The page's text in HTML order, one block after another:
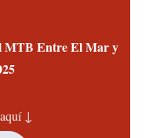
MTB Entre El Mar y
↓